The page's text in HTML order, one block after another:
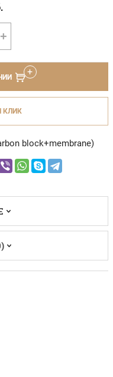
+
КЛИК
block+membrane)